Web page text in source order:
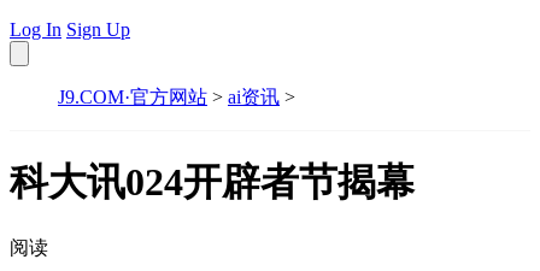
Log In Sign Up
J9.COM·官方网站 > ai资讯 >
科大讯024开辟者节揭幕
阅读